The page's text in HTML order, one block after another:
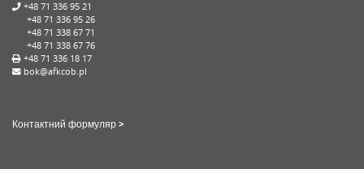
+48 71 336 95 21
+48 71 336 95 26
+48 71 338 67 71
+48 71 338 67 76
+48 71 336 18 17
bok@afkcob.pl
Контактний формуляр >